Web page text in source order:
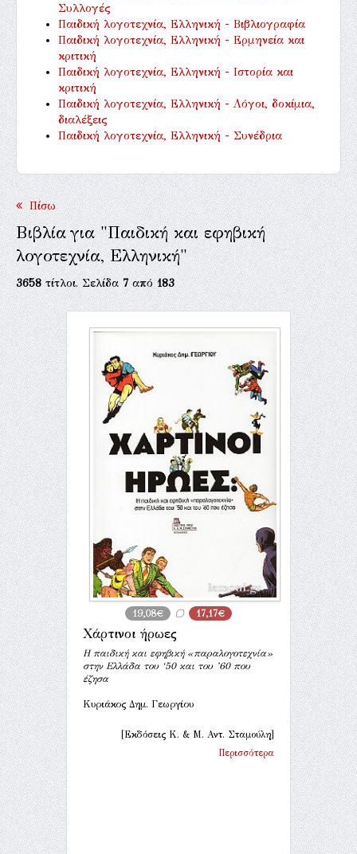
Συλλογές
Παιδική λογοτεχνία, Ελληνική - Βιβλιογραφία
Παιδική λογοτεχνία, Ελληνική - Ερμηνεία και
κριτική
Παιδική λογοτεχνία, Ελληνική - Ιστορία και
κριτική
Παιδική λογοτεχνία, Ελληνική - Λόγοι, δοκίμια,
διαλέξεις
Παιδική λογοτεχνία, Ελληνική - Συνέδρια
Πίσω
Βιβλία για "Παιδική και εφηβική
λογοτεχνία, Ελληνική"
3658τίτλοι. Σελίδα7από183
19,08€ 17,17€
Χάρτινοι ήρωες
Η παιδική και εφηβική «παραλογοτεχνία»
στην Ελλάδα του ‘50 και του ’60 που
έζησα
Κυριάκος Δημ. Γεωργίου
[Εκδόσεις Κ. & Μ. Αντ. Σταμούλη]
Περισσότερα